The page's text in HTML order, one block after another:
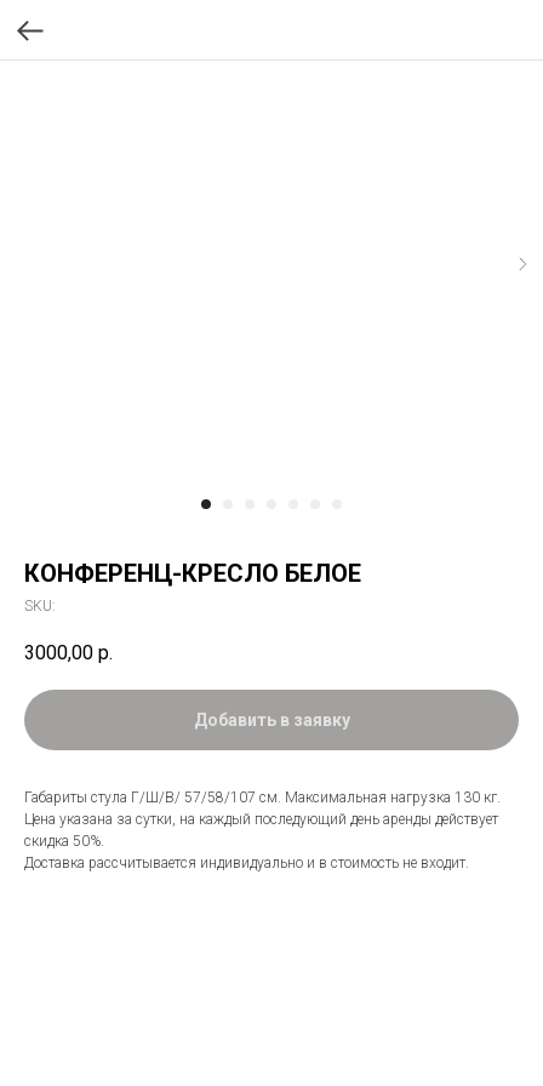
КОНФЕРЕНЦ-КРЕСЛО БЕЛОЕ
SKU:
3000,00 р.
Добавить в заявку
Габариты стула Г/Ш/В/ 57/58/107 см. Максимальная нагрузка 130 кг.
Цена указана за сутки, на каждый последующий день аренды действует
скидка 50%.
Доставка рассчитывается индивидуально и в стоимость не входит.